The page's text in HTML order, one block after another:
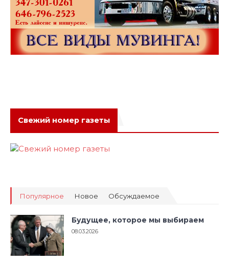
Свежий номер газеты
Популярное Новое Обсуждаемое
Будущее, которое мы выбираем
08.03.2026